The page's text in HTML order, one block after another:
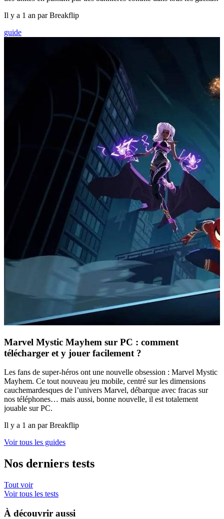
Il y a 1 an par Breakflip
guide
Marvel Mystic Mayhem sur PC : comment
télécharger et y jouer facilement ?
Les fans de super-héros ont une nouvelle obsession : Marvel Mystic
Mayhem. Ce tout nouveau jeu mobile, centré sur les dimensions
cauchemardesques de l’univers Marvel, débarque avec fracas sur
nos téléphones… mais aussi, bonne nouvelle, il est totalement
jouable sur PC.
Il y a 1 an par Breakflip
Voir tous les guides
Nos derniers tests
Tout voir
Voir tous les tests
À découvrir aussi